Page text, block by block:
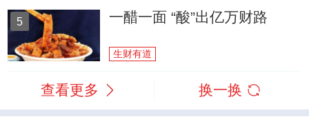
5 一醋一面 “酸”出亿万财路
生财有道
查看更多 换一换